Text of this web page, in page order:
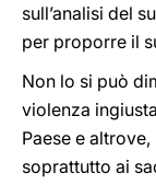
sull’analisi del
per proporre il
Non lo si può
violenza
Paese e
soprattutto ai